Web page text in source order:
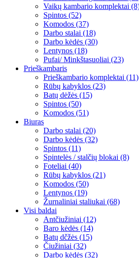
Vaikų kambario komplektai
Spintos (52)
Komodos (37)
Darbo stalai (18)
Darbo kėdės (30)
Lentynos (18)
Pufai/ Minkštasuoliai (23)
Prieškambaris
Prieškambario komplektai (11)
Rūbų kabyklos (23)
Batų dėžės (15)
Spintos (50)
Komodos (51)
Biuras
Darbo stalai (20)
Darbo kėdės (32)
Spintos (11)
Spintelės / stalčių blokai (8)
Foteliai (40)
Rūbų kabyklos (21)
Komodos (50)
Lentynos (19)
Žurnaliniai staliukai (68)
Visi baldai
Antčiužiniai (12)
Baro kėdės (14)
Batų dčžės (15)
Čiužiniai (32)
Darbo kėdės (32)